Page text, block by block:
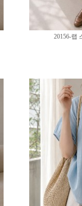
20156-랩